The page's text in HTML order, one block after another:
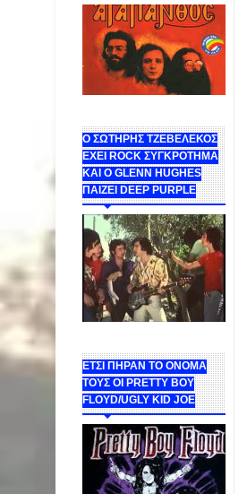
Ο ΣΩΤΗΡΗΣ ΤΖΕΒΕΛΕΚΟΣ
ΕΧΕΙ ROCK ΣΥΓΚΡΟΤΗΜΑ
ΚΑΙ Ο GLENN HUGHES
ΠΑΙΖΕΙ DEEP PURPLE
ΕΤΣΙ ΠΗΡΑΝ ΤΟ ΟΝΟΜΑ
ΤΟΥΣ ΟΙ PRETTY BOY
FLOYD/UGLY KID JOE